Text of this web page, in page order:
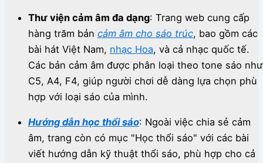
Thư viện cảm âm đa dạng: Trang web cung cấp
hàng trăm bản cảm âm cho sáo trúc, bao gồm các
bài hát Việt Nam, nhạc Hoa, và cả nhạc quốc tế.
Các bản cảm âm được phân loại theo tone sáo như
C5, A4, F4, giúp người chơi dễ dàng lựa chọn phù
hợp với loại sáo của mình.
Hướng dẫn học thổi sáo: Ngoài việc chia sẻ cảm
âm, trang còn có mục "Học thổi sáo" với các bài
viết hướng dẫn kỹ thuật thổi sáo, phù hợp cho cả